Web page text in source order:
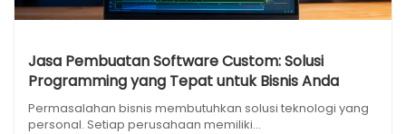
Jasa Pembuatan Software Custom: Solusi
Programming yang Tepat untuk Bisnis Anda
Permasalahan bisnis membutuhkan solusi teknologi yang
personal. Setiap perusahaan memiliki...